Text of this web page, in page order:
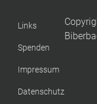
Links
Spenden
Impressum
Datenschutz